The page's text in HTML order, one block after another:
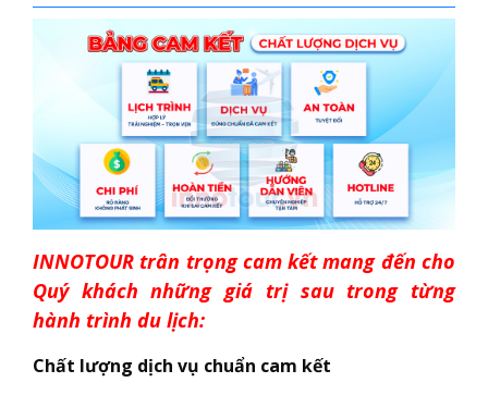
INNOTOUR trân trọng cam kết mang đến cho
Quý khách những giá trị sau trong từng
hành trình du lịch:
Chất lượng dịch vụ chuẩn cam kết